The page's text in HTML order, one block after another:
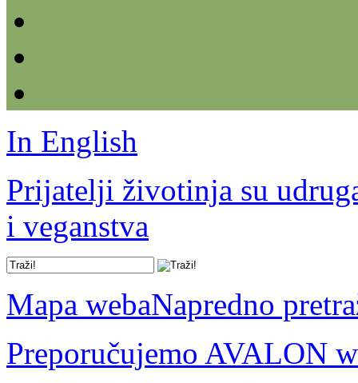
In English
Prijatelji životinja su
i veganstva
Mapa webaNapredno
Preporučujemo AVALON